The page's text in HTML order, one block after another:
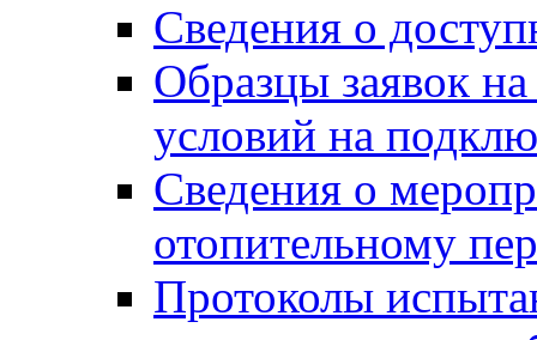
Сведения о
Образцы заявок
условий на
Сведения о
отопительному
Протоколы